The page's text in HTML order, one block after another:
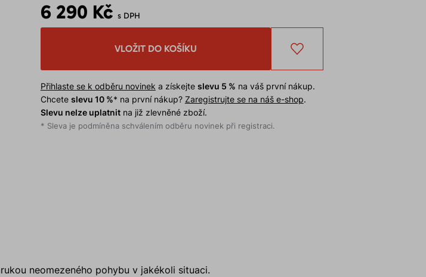
6 290 Kč s DPH
VLOŽIT DO KOŠÍKU
Přihlaste se k odběru novinek a získejte slevu 5 % na váš první nákup.
Chcete slevu 10 %* na první nákup? Zaregistrujte se na náš e-shop.
Slevu nelze uplatnitna již zlevněné zboží.
* Sleva je podmíněna schválením odběru novinek při registraci.
neomezeného pohybu v jakékoli situaci.